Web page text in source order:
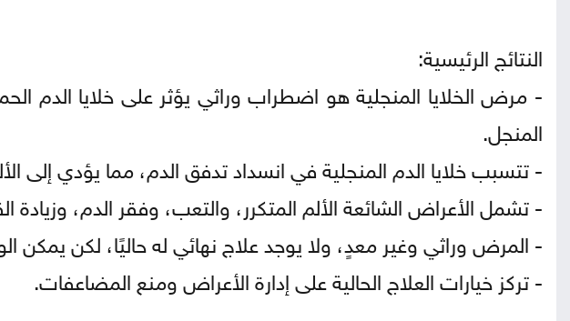
النتائج الرئيسية:
- مرض الخلايا المنجلية هو اضطراب وراثي يؤثر على خلايا الدم
المنجل.
- تتسبب خلايا الدم المنجلية في انسداد تدفق الدم، مما يؤدي إلى
- تشمل الأعراض الشائعة الألم المتكرر، والتعب، وفقر الدم، وزيادة
- المرض وراثي وغير معدٍ، ولا يوجد علاج نهائي له حاليًا، لكن يمكن
- تركز خيارات العلاج الحالية على إدارة الأعراض ومنع المضاعفات.